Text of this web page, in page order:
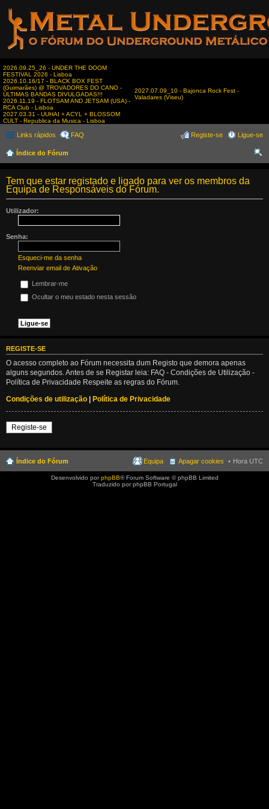
2026.09.25_26 - UNDER THE DOOM
FESTIVAL 2026 - Lisboa
2026.10.16/17 - BLACK BOX FEST
(Guimarães) @ TROVADORES DO CANO -
ÚLTIMAS BANDAS DIVULGADAS!!!
2026.11.19 - FLOTSAM AND JETSAM (USA) -
RCA Club - Lisboa
2027.03.31 - UUHAI + ACYL + BLOSSOM
CULT - Republica da Musica - Lisboa
2027.07.09_10 - Bajonca Rock Fest -
Valadares (Viseu)
Links rápidos FAQ Ligue-se
Registe-se
Índice do Fórum
Tem que estar registado e ligado para ver os membros da
Equipa de Responsáveis do Fórum.
Utilizador:
Senha:
Esqueci-me da senha
Reenviar email de Ativação
Lembrar-me
Ocultar o meu estado nesta sessão
REGISTE-SE
O acesso completo ao Fórum necessita dum Registo que demora apenas
alguns segundos. Antes de se Registar leia: FAQ - Condições de Utilização -
Política de Privacidade Respeite as regras do Fórum.
Condições de utilização | Política de Privacidade
Registe-se
Índice do Fórum Hora UTC
Apagar cookies
Equipa
Desenvolvido porphpBB® Forum Software © phpBB Limited
Traduzido por phpBB Portugal